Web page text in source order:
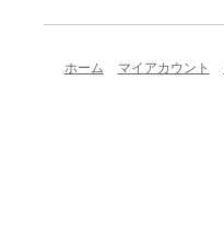
ホーム マイアカウント